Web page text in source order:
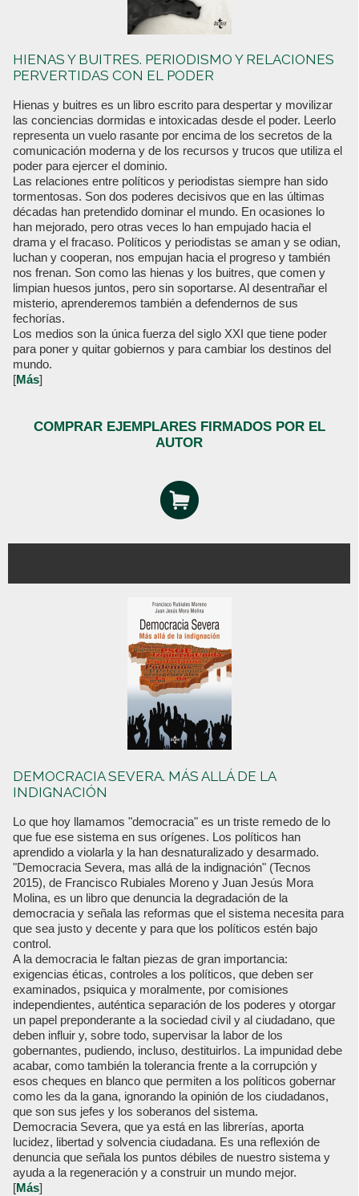
HIENAS Y BUITRES. PERIODISMO Y RELACIONES
PERVERTIDAS CON EL PODER
Hienas y buitres es un libro escrito para despertar y movilizar
las conciencias dormidas e intoxicadas desde el poder. Leerlo
representa un vuelo rasante por encima de los secretos de la
comunicación moderna y de los recursos y trucos que utiliza el
poder para ejercer el dominio.
Las relaciones entre políticos y periodistas siempre han sido
tormentosas. Son dos poderes decisivos que en las últimas
décadas han pretendido dominar el mundo. En ocasiones lo
han mejorado, pero otras veces lo han empujado hacia el
drama y el fracaso. Políticos y periodistas se aman y se odian,
luchan y cooperan, nos empujan hacia el progreso y también
nos frenan. Son como las hienas y los buitres, que comen y
limpian huesos juntos, pero sin soportarse. Al desentrañar el
misterio, aprenderemos también a defendernos de sus
fechorías.
Los medios son la única fuerza del siglo XXI que tiene poder
para poner y quitar gobiernos y para cambiar los destinos del
mundo.
[Más]
COMPRAR EJEMPLARES FIRMADOS POR EL
AUTOR
DEMOCRACIA SEVERA. MÁS ALLÁ DE LA
INDIGNACIÓN
Lo que hoy llamamos "democracia" es un triste remedo de lo
que fue ese sistema en sus orígenes. Los políticos han
aprendido a violarla y la han desnaturalizado y desarmado.
"Democracia Severa, mas allá de la indignación" (Tecnos
2015), de Francisco Rubiales Moreno y Juan Jesús Mora
Molina, es un libro que denuncia la degradación de la
democracia y señala las reformas que el sistema necesita para
que sea justo y decente y para que los políticos estén bajo
control.
A la democracia le faltan piezas de gran importancia:
exigencias éticas, controles a los políticos, que deben ser
examinados, psiquica y moralmente, por comisiones
independientes, auténtica separación de los poderes y otorgar
un papel preponderante a la sociedad civil y al ciudadano, que
deben influir y, sobre todo, supervisar la labor de los
gobernantes, pudiendo, incluso, destituirlos. La impunidad debe
acabar, como también la tolerancia frente a la corrupción y
esos cheques en blanco que permiten a los políticos gobernar
como les da la gana, ignorando la opinión de los ciudadanos,
que son sus jefes y los soberanos del sistema.
Democracia Severa, que ya está en las librerías, aporta
lucidez, libertad y solvencia ciudadana. Es una reflexión de
denuncia que señala los puntos débiles de nuestro sistema y
ayuda a la regeneración y a construir un mundo mejor.
[Más]